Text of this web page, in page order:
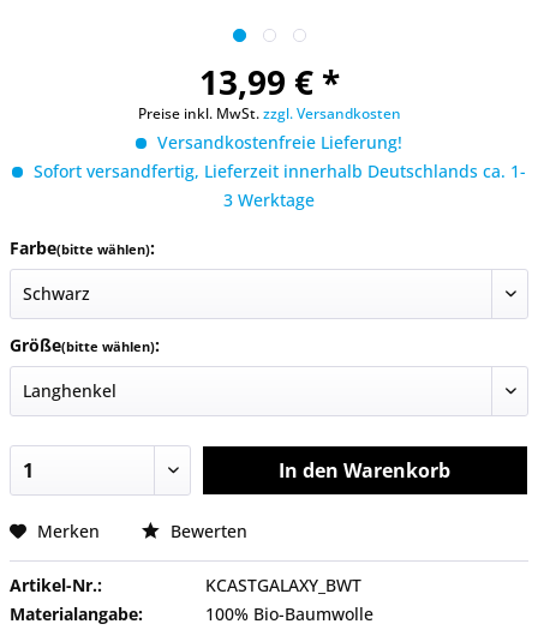
13,99 € *
Preise inkl. MwSt.zzgl. Versandkosten
Versandkostenfreie Lieferung!
Sofort versandfertig, Lieferzeit innerhalb Deutschlands ca. 1-
3 Werktage
Farbe(bitte wählen):
Größe(bitte wählen):
In den Warenkorb
Merken Bewerten
Artikel-Nr.:
KCASTGALAXY_BWT
Materialangabe:
100% Bio-Baumwolle